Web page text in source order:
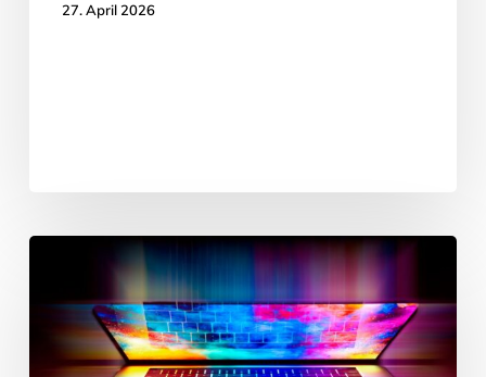
27. April 2026